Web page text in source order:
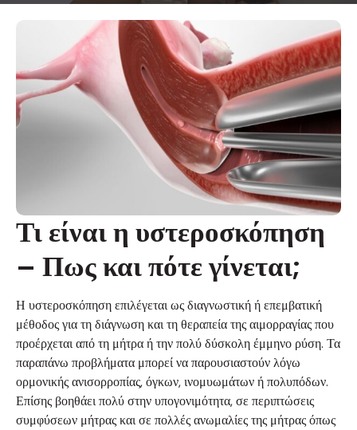
Τι είναι η υστεροσκόπηση
– Πως και πότε γίνεται;
Η υστεροσκόπηση επιλέγεται ως διαγνωστική ή επεμβατική
μέθοδος για τη διάγνωση και τη θεραπεία της αιμορραγίας που
προέρχεται από τη μήτρα ή την πολύ δύσκολη έμμηνο ρύση. Τα
παραπάνω προβλήματα μπορεί να παρουσιαστούν λόγω
ορμονικής ανισορροπίας, όγκων, ινομυωμάτων ή πολυπόδων.
Επίσης βοηθάει πολύ στην υπογονιμότητα, σε περιπτώσεις
συμφύσεων μήτρας και σε πολλές ανωμαλίες της μήτρας όπως